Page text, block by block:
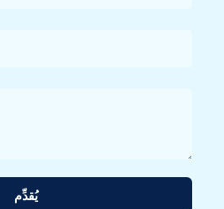
يُقدِّم